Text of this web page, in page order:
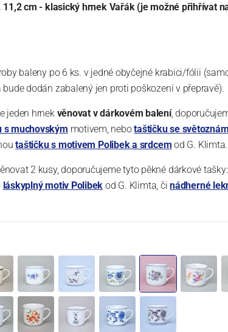
11,2 cm - klasický hrnek Vařák (je možné přihřívat
baleny po 6 ks. v jedné obyčejné krabici/fólii
dodán zabalený jen proti poškození v přepravě).
jeden hrnek věnovat v dárkovém balení,
s muchovským motivem, nebotaštičku se
taštičku s motivem Polibek a srdcem od G. Klimta.
2 kusy, doporučujeme tyto pěkné dárkové tašky:
láskyplný motiv Polibek od G. Klimta, činádherné